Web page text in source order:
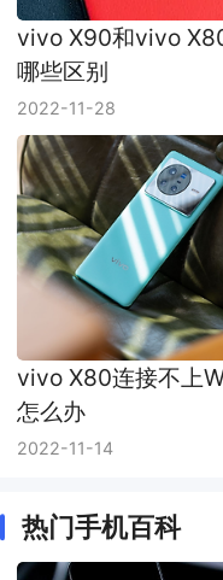
vivo X90和vivo
哪些区别
2022-11-28
vivo X80连接不上
怎么办
2022-11-14
热门手机百科